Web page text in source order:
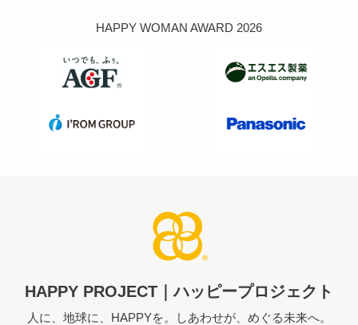
HAPPY WOMAN AWARD 2026
HAPPY PROJECT｜ハッピープロジェクト
人に、地球に、HAPPYを。しあわせが、めぐる未来へ。